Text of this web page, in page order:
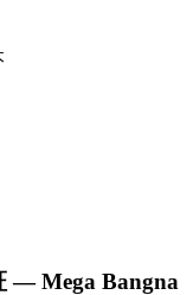
— Mega Bangna